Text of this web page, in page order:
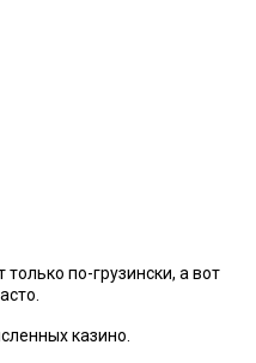
только по-грузински, а вот
казино.